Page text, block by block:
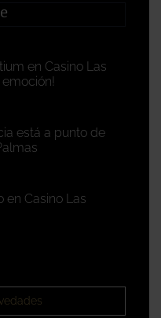
en Casino Las
emoción!
está a punto de
en Casino Las